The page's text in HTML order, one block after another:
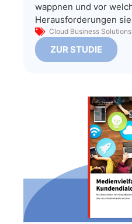
wappnen und vor
Herausforderungen
Cloud Business Solutions
ZUR STUDIE